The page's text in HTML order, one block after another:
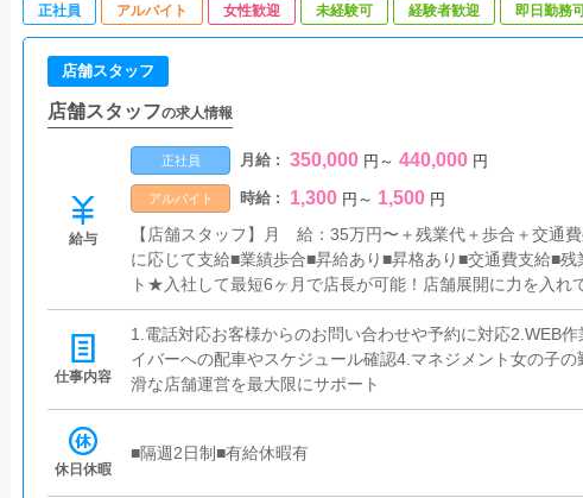
正社員 アルバイト 女性歓迎 未経験可 経験者歓迎 即日勤務
店舗スタッフ
店舗スタッフの求人情報
給与
正社員 月給 : 350,000 円 ～ 440,000 円
アルバイト 時給 : 1,300 円 ～ 1,500 円
【店舗スタッフ】月 給：35万円〜＋残業代＋歩合＋交通
に応じて支給■業績歩合■昇給あり■昇格あり■交通費支給■
ト★入社して最短6ヶ月で店長が可能！店舗展開に力を入れ
で即ポストをご用意します
仕事内容
1.電話対応お客様からのお問い合わせや予約に対応2.WEB
イバーへの配車やスケジュール確認4.マネジメント女の子
滑な店舗運営を最大限にサポート
休日休暇
■隔週2日制■有給休暇有